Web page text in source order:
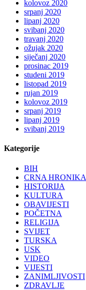
kolovoz 2020
srpanj 2020
lipanj 2020
svibanj 2020
travanj 2020
ožujak 2020
siječanj 2020
prosinac 2019
studeni 2019
listopad 2019
rujan 2019
kolovoz 2019
srpanj 2019
lipanj 2019
svibanj 2019
Kategorije
BIH
CRNA HRONIKA
HISTORIJA
KULTURA
OBAVIJESTI
POČETNA
RELIGIJA
SVIJET
TURSKA
USK
VIDEO
VIJESTI
ZANIMLJIVOSTI
ZDRAVLJE